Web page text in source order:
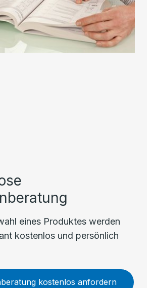
eines Produktes werden
kostenlos und persönlich
kostenlos anfordern